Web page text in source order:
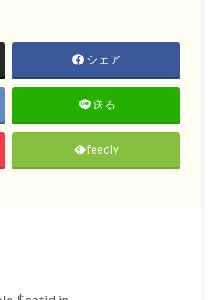
シェア
送る
feedly